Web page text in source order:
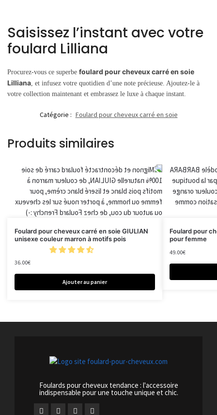
Saisissez l’instant avec votre
foulard Lilliana
Procurez-vous ce superbe foulard pour cheveux carré en soie
Lilliana, et infusez votre quotidien d’une note précieuse. Ajoutez-le à
votre collection maintenant et embrassez le luxe à chaque instant.
Catégorie : Foulard pour cheveux carré en soie
Produits similaires
Foulard pour cheveux carré en soie GIULIAN
unisexe couleur marron à motifs pois
36.00€
Ajouter au panier
Foulard pour
pour femme
49.00€
Foulards pour cheveux tendance : l'accessoire
indispensable pour une touche unique et chic.